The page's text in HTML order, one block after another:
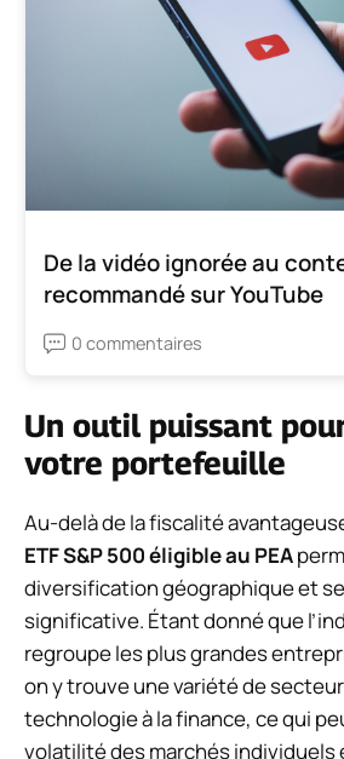
De la vidéo ignorée au
recommandé sur YouTube
0 commentaires
Un outil puissant
votre portefeuille
Au-delà de la fiscalité
ETF S&P 500 éligible au PEA
diversification géographique et
significative. Étant donné que
regroupe les plus grandes
on y trouve une variété de
technologie à la finance, ce qui
volatilité des marchés individuels